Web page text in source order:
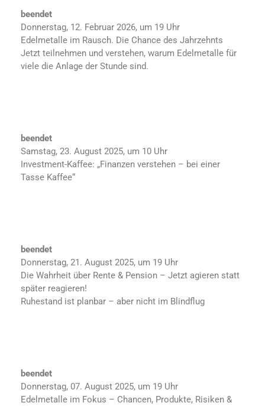
beendet
Donnerstag, 12. Februar 2026, um 19 Uhr
Edelmetalle im Rausch. Die Chance des Jahrzehnts
Jetzt teilnehmen und verstehen, warum Edelmetalle für
viele die Anlage der Stunde sind.
beendet
Samstag, 23. August 2025, um 10 Uhr
Investment-Kaffee: „Finanzen verstehen – bei einer
Tasse Kaffee“
beendet
Donnerstag, 21. August 2025, um 19 Uhr
Die Wahrheit über Rente & Pension – Jetzt agieren statt
später reagieren!
Ruhestand ist planbar – aber nicht im Blindflug
beendet
Donnerstag, 07. August 2025, um 19 Uhr
Edelmetalle im Fokus – Chancen, Produkte, Risiken &